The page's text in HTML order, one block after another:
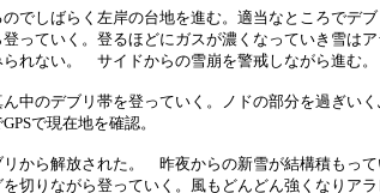
でしばらく左岸の台地を進む。適当なところでデブ
っていく。登るほどにガスが濃くなっていき雪はア
れない。 サイドからの雪崩を警戒しながら進む。
中のデブリ帯を登っていく。ノドの部分を過ぎい
で現在地を確認。
から解放された。 昨夜からの新雪が結構積もって
切りながら登っていく。風もどんどん強くなりアラ